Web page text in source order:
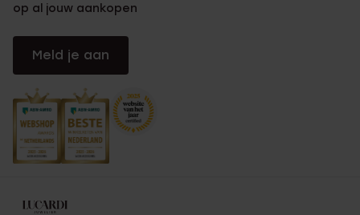
op al jouw aankopen
Meld je aan